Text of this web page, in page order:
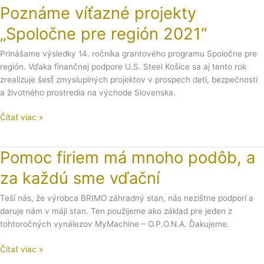
Poznáme víťazné projekty
„Spoločne pre región 2021“
Prinášame výsledky 14. ročníka grantového programu Spoločne pre
región. Vďaka finančnej podpore U.S. Steel Košice sa aj tento rok
zrealizuje šesť̌ zmysluplných projektov v prospech detí, bezpečnosti
a životného prostredia na východe Slovenska.
projekty
„Spoločne
pre
región
2021“
Čítať viac »
Pomoc firiem má mnoho podôb, a
za každú sme vďační
Teší nás, že výrobca BRIMO záhradný stan, nás nezištne podporí a
daruje nám v máji stan. Ten použijeme ako základ pre jeden z
tohtoročných vynálezov MyMachine – O.P.O.N.A. Ďakujeme.
Pomoc
firiem
má
každú
Čítať viac »